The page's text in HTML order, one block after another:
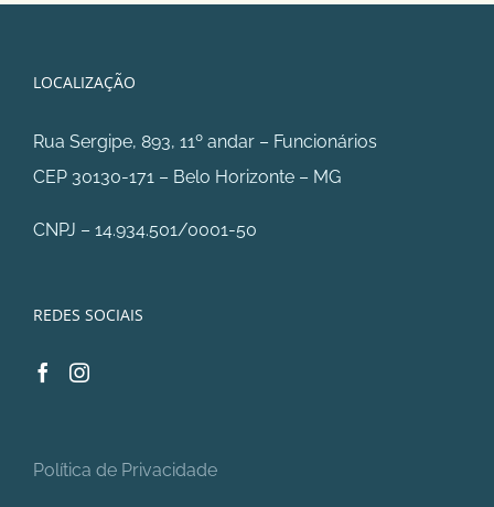
LOCALIZAÇÃO
Rua Sergipe, 893, 11º andar – Funcionários
CEP 30130-171 – Belo Horizonte – MG
CNPJ – 14.934.501/0001-50
REDES SOCIAIS
Política de Privacidade